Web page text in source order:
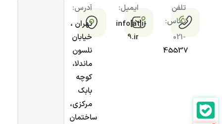
تلفن
تماس:
021-
45537
ایمیل:
info[at]i-
9.ir
آدرس:
تهران ،
خیابان
نلسون
ماندلا،
کوچه
بابک
مرکزی،
ساختمان